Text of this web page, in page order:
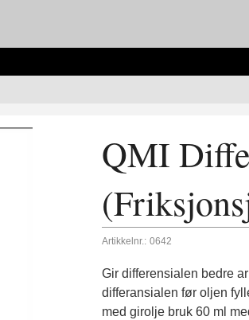
QMI
Artikkelnr.: 0642
Gir differensialen bedre
differansialen før oljen
med girolje bruk 60 ml